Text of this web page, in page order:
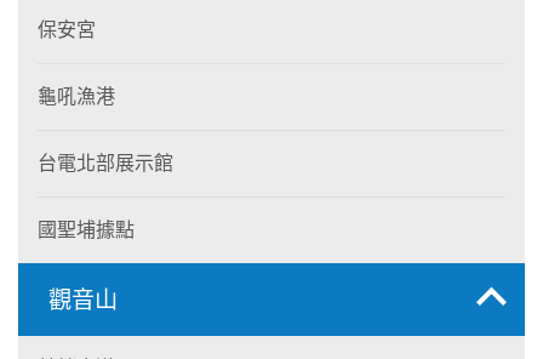
保安宮
龜吼漁港
台電北部展示館
國聖埔據點
觀音山